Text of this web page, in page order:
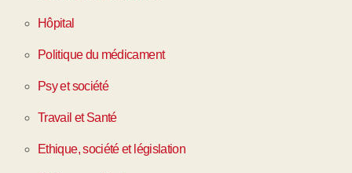
Hôpital
Politique du médicament
Psy et société
Travail et Santé
Ethique, société et législation